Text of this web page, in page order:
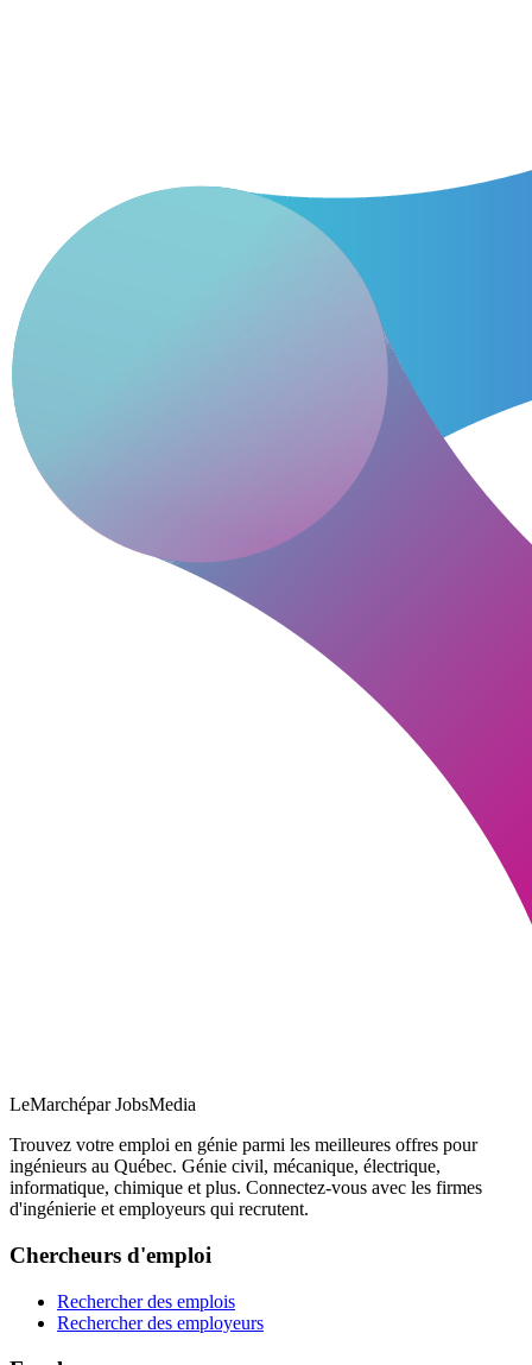
LeMarchépar JobsMedia
Trouvez votre emploi en génie parmi les meilleures offres pour
ingénieurs au Québec. Génie civil, mécanique, électrique,
informatique, chimique et plus. Connectez-vous avec les firmes
d'ingénierie et employeurs qui recrutent.
Chercheurs d'emploi
Rechercher des emplois
Rechercher des employeurs